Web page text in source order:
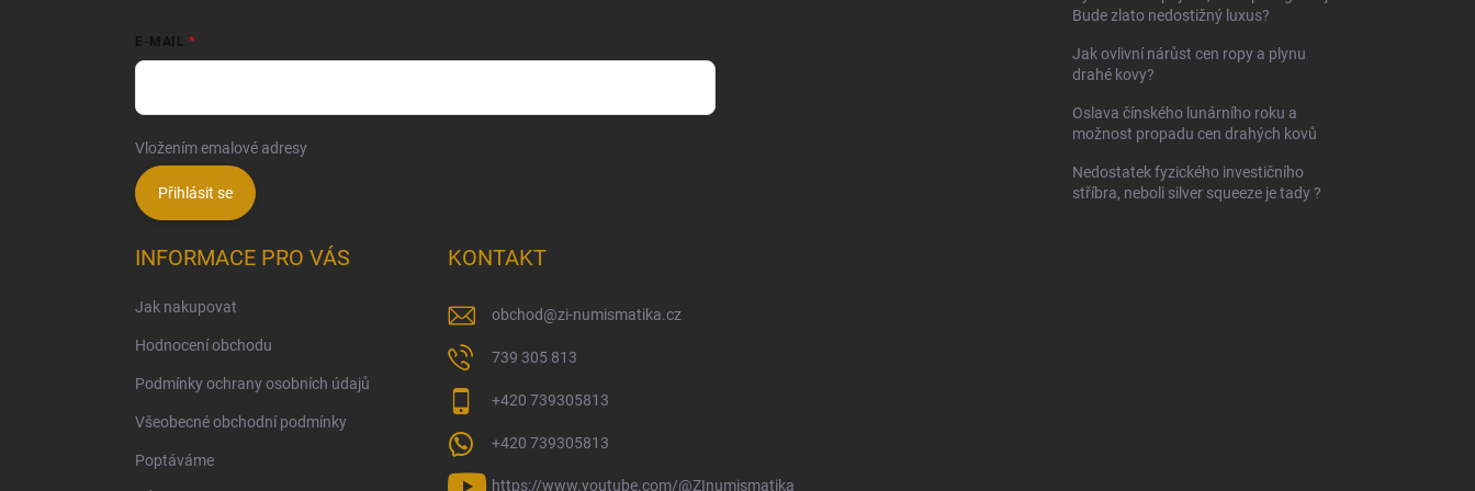
E-MAIL
Vložením emalové adresy
Přihlásit se
Bude zlato nedostižný luxus?
Jak ovlivní nárůst cen ropy a plynu
drahé kovy?
Oslava čínského lunárního roku a
možnost propadu cen drahých kovů
Nedostatek fyzického investičního
stříbra, neboli silver squeeze je tady ?
INFORMACE PRO VÁS
Jak nakupovat
Hodnocení obchodu
Podmínky ochrany osobních údajů
Všeobecné obchodní podmínky
Poptáváme
KONTAKT
obchod@zi-numismatika.cz
739 305 813
+420 739305813
+420 739305813
https://www.youtube.com/@ZInumismatika